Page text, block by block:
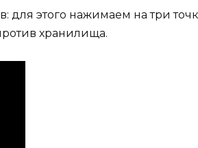
этого нажимаем на три
хранилища.